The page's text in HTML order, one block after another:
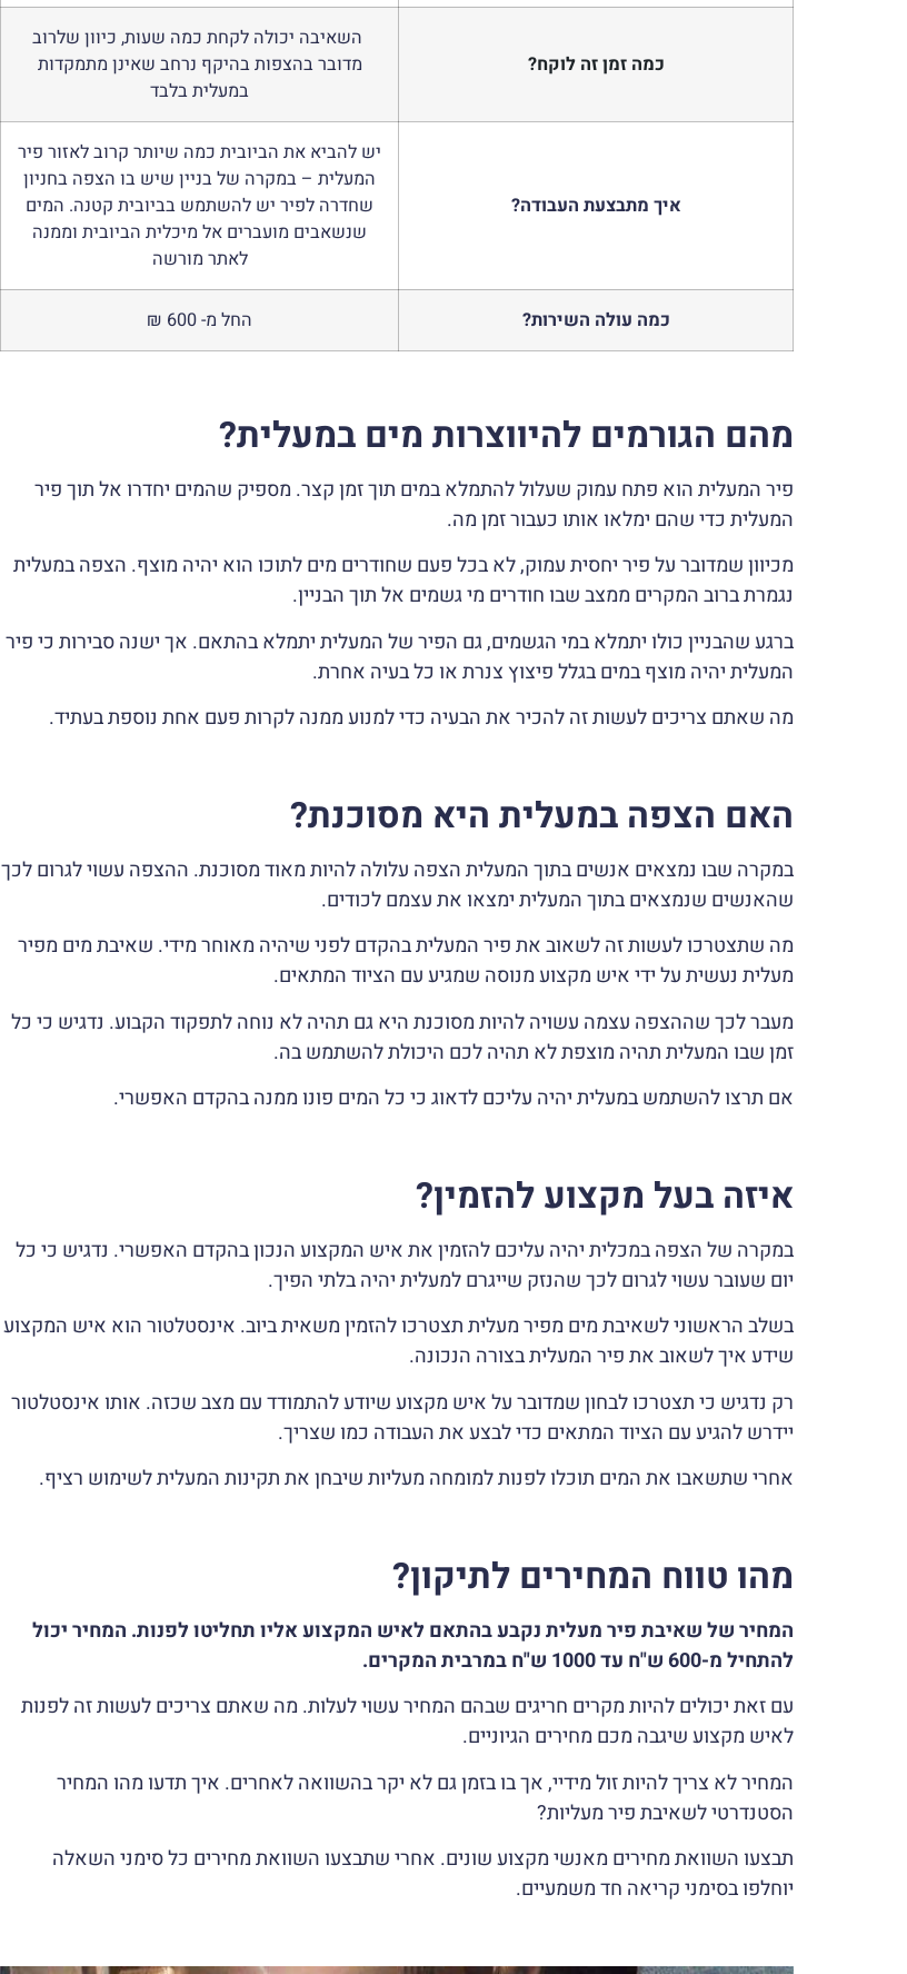
כמה זמן זה לוקח?
השאיבה יכולה לקחת כמה שעות, כיוון שלרוב
מדובר בהצפות בהיקף נרחב שאינן מתמקדות
במעלית בלבד
איך מתבצעת העבודה?
יש להביא את הביובית כמה שיותר קרוב לאזור פיר
המעלית – במקרה של בניין שיש בו הצפה בחניון
שחדרה לפיר יש להשתמש בביובית קטנה. המים
שנשאבים מועברים אל מיכלית הביובית וממנה
לאתר מורשה
כמה עולה השירות? החל מ- 600 ₪
מהם הגורמים להיווצרות מים במעלית?
פיר המעלית הוא פתח עמוק שעלול להתמלא במים תוך זמן קצר. מספיק שהמים יחדרו אל תוך פיר
המעלית כדי שהם ימלאו אותו כעבור זמן מה.
מכיוון שמדובר על פיר יחסית עמוק, לא בכל פעם שחודרים מים לתוכו הוא יהיה מוצף. הצפה במעלית
נגמרת ברוב המקרים ממצב שבו חודרים מי גשמים אל תוך הבניין.
ברגע שהבניין כולו יתמלא במי הגשמים, גם הפיר של המעלית יתמלא בהתאם. אך ישנה סבירות כי פיר
המעלית יהיה מוצף במים בגלל פיצוץ צנרת או כל בעיה אחרת.
מה שאתם צריכים לעשות זה להכיר את הבעיה כדי למנוע ממנה לקרות פעם אחת נוספת בעתיד.
האם הצפה במעלית היא מסוכנת?
במקרה שבו נמצאים אנשים בתוך המעלית הצפה עלולה להיות מאוד מסוכנת. ההצפה עשוי לגרום לכך
שהאנשים שנמצאים בתוך המעלית ימצאו את עצמם לכודים.
מה שתצטרכו לעשות זה לשאוב את פיר המעלית בהקדם לפני שיהיה מאוחר מידי. שאיבת מים מפיר
מעלית נעשית על ידי איש מקצוע מנוסה שמגיע עם הציוד המתאים.
מעבר לכך שההצפה עצמה עשויה להיות מסוכנת היא גם תהיה לא נוחה לתפקוד הקבוע. נדגיש כי כל
זמן שבו המעלית תהיה מוצפת לא תהיה לכם היכולת להשתמש בה.
אם תרצו להשתמש במעלית יהיה עליכם לדאוג כי כל המים פונו ממנה בהקדם האפשרי.
איזה בעל מקצוע להזמין?
במקרה של הצפה במכלית יהיה עליכם להזמין את איש המקצוע הנכון בהקדם האפשרי. נדגיש כי כל
יום שעובר עשוי לגרום לכך שהנזק שייגרם למעלית יהיה בלתי הפיך.
בשלב הראשוני לשאיבת מים מפיר מעלית תצטרכו להזמין משאית ביוב. אינסטלטור הוא איש המקצוע
שידע איך לשאוב את פיר המעלית בצורה הנכונה.
רק נדגיש כי תצטרכו לבחון שמדובר על איש מקצוע שיודע להתמודד עם מצב שכזה. אותו אינסטלטור
יידרש להגיע עם הציוד המתאים כדי לבצע את העבודה כמו שצריך.
אחרי שתשאבו את המים תוכלו לפנות למומחה מעליות שיבחן את תקינות המעלית לשימוש רציף.
מהו טווח המחירים לתיקון?
המחיר של שאיבת פיר מעלית נקבע בהתאם לאיש המקצוע אליו תחליטו לפנות. המחיר יכול
להתחיל מ-600 ש"ח עד 1000 ש"ח במרבית המקרים.
עם זאת יכולים להיות מקרים חריגים שבהם המחיר עשוי לעלות. מה שאתם צריכים לעשות זה לפנות
לאיש מקצוע שיגבה מכם מחירים הגיוניים.
המחיר לא צריך להיות זול מידיי, אך בו בזמן גם לא יקר בהשוואה לאחרים. איך תדעו מהו המחיר
הסטנדרטי לשאיבת פיר מעליות?
תבצעו השוואת מחירים מאנשי מקצוע שונים. אחרי שתבצעו השוואת מחירים כל סימני השאלה
יוחלפו בסימני קריאה חד משמעיים.